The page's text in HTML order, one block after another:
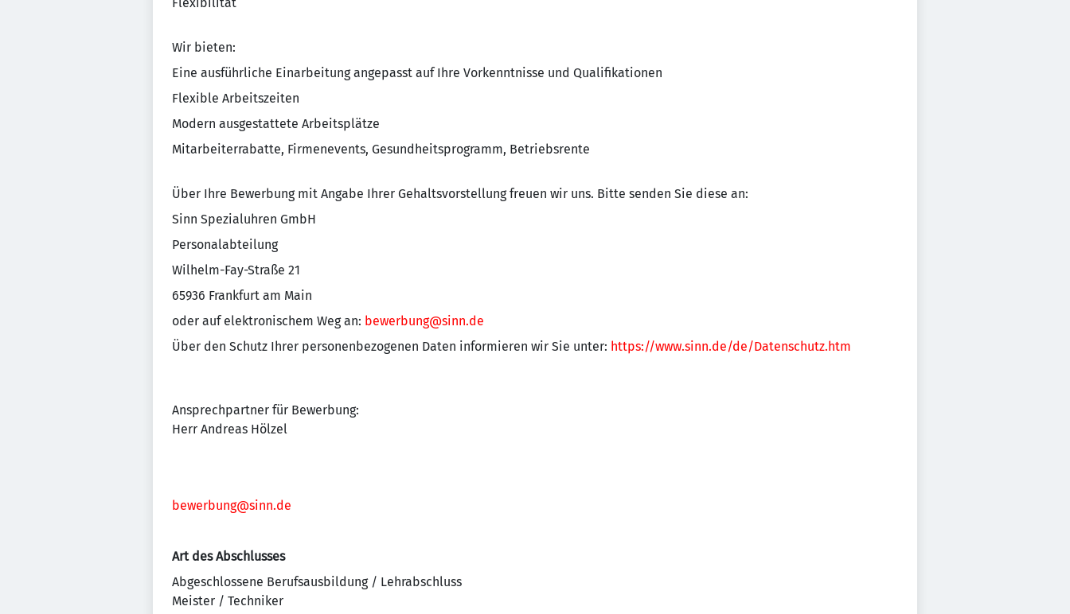
Wir bieten:
Eine ausführliche Einarbeitung angepasst auf Ihre Vorkenntnisse und Qualifikationen
Flexible Arbeitszeiten
Modern ausgestattete Arbeitsplätze
Mitarbeiterrabatte, Firmenevents, Gesundheitsprogramm, Betriebsrente
Über Ihre Bewerbung mit Angabe Ihrer Gehaltsvorstellung freuen wir uns. Bitte senden Sie diese an:
Sinn Spezialuhren GmbH
Personalabteilung
Wilhelm-Fay-Straße 21
65936 Frankfurt am Main
oder auf elektronischem Weg an: bewerbung@sinn.de
Über den Schutz Ihrer personenbezogenen Daten informieren wir Sie unter: https://www.sinn.de/de/Datenschutz.htm
Ansprechpartner für Bewerbung:
Herr Andreas Hölzel
bewerbung@sinn.de
Art des Abschlusses
Abgeschlossene Berufsausbildung / Lehrabschluss
Meister / Techniker